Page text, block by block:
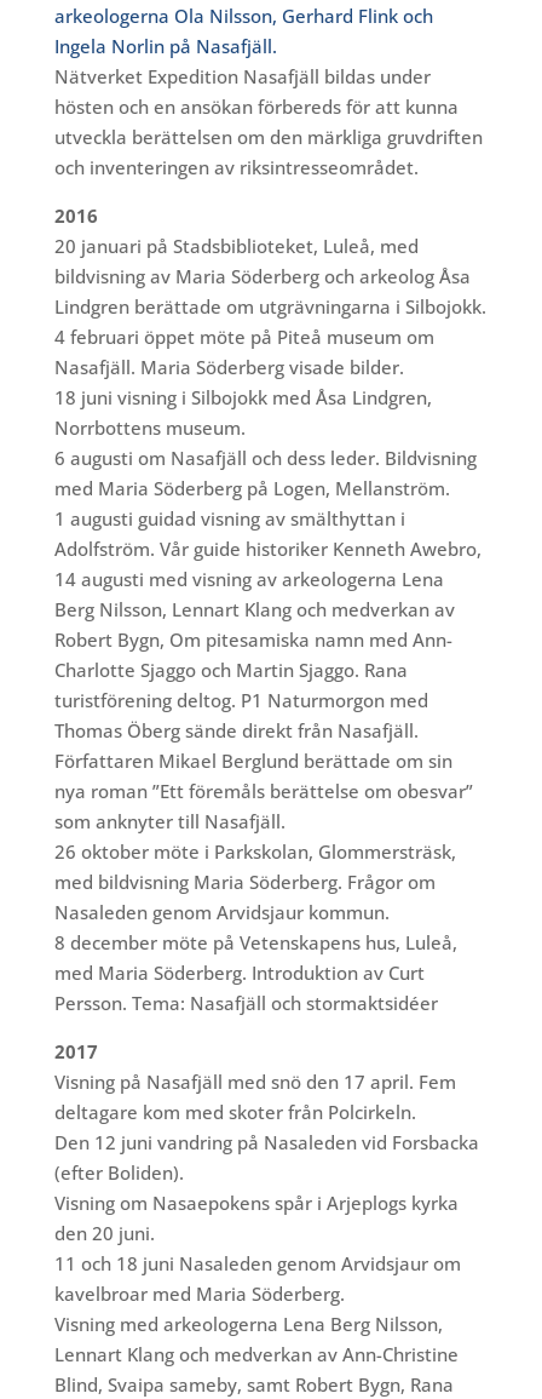
arkeologerna Ola Nilsson, Gerhard Flink och
Ingela Norlin på Nasafjäll.
Nätverket Expedition Nasafjäll bildas under
hösten och en ansökan förbereds för att kunna
utveckla berättelsen om den märkliga gruvdriften
och inventeringen av riksintresseområdet.
2016
20 januari på Stadsbiblioteket, Luleå, med
bildvisning av Maria Söderberg och arkeolog Åsa
Lindgren berättade om utgrävningarna i Silbojokk.
4 februari öppet möte på Piteå museum om
Nasafjäll. Maria Söderberg visade bilder.
18 juni visning i Silbojokk med Åsa Lindgren,
Norrbottens museum.
6 augusti om Nasafjäll och dess leder. Bildvisning
med Maria Söderberg på Logen, Mellanström.
1 augusti guidad visning av smälthyttan i
Adolfström. Vår guide historiker Kenneth Awebro,
14 augusti med visning av arkeologerna Lena
Berg Nilsson, Lennart Klang och medverkan av
Robert Bygn, Om pitesamiska namn med Ann-
Charlotte Sjaggo och Martin Sjaggo. Rana
turistförening deltog. P1 Naturmorgon med
Thomas Öberg sände direkt från Nasafjäll.
Författaren Mikael Berglund berättade om sin
nya roman ”Ett föremåls berättelse om obesvar”
som anknyter till Nasafjäll.
26 oktober möte i Parkskolan, Glommersträsk,
med bildvisning Maria Söderberg. Frågor om
Nasaleden genom Arvidsjaur kommun.
8 december möte på Vetenskapens hus, Luleå,
med Maria Söderberg. Introduktion av Curt
Persson. Tema: Nasafjäll och stormaktsidéer
2017
Visning på Nasafjäll med snö den 17 april. Fem
deltagare kom med skoter från Polcirkeln.
Den 12 juni vandring på Nasaleden vid Forsbacka
(efter Boliden).
Visning om Nasaepokens spår i Arjeplogs kyrka
den 20 juni.
11 och 18 juni Nasaleden genom Arvidsjaur om
kavelbroar med Maria Söderberg.
Visning med arkeologerna Lena Berg Nilsson,
Lennart Klang och medverkan av Ann-Christine
Blind, Svaipa sameby, samt Robert Bygn, Rana